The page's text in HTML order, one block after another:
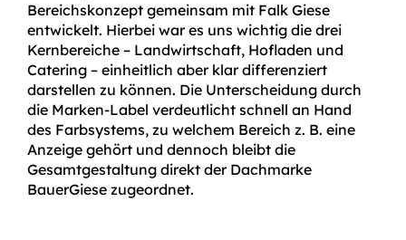
Bereichskonzept gemeinsam mit Falk Giese
entwickelt. Hierbei war es uns wichtig die drei
Kernbereiche – Landwirtschaft, Hofladen und
Catering – einheitlich aber klar differenziert
darstellen zu können. Die Unterscheidung durch
die Marken-Label verdeutlicht schnell an Hand
des Farbsystems, zu welchem Bereich z. B. eine
Anzeige gehört und dennoch bleibt die
Gesamtgestaltung direkt der Dachmarke
BauerGiese zugeordnet.